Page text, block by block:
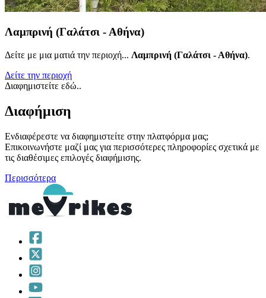
Λαμπρινή (Γαλάτσι - Αθήνα)
Δείτε με μια ματιά την περιοχή... Λαμπρινή (Γαλάτσι - Αθήνα).
Δείτε την περιοχή
Διαφημιστείτε εδώ..
Διαφήμιση
Ενδιαφέρεστε να διαφημιστείτε στην πλατφόρμα μας;
Επικοινωνήστε μαζί μας για περισσότερες πληροφορίες σχετικά με
τις διαθέσιμες επιλογές διαφήμισης.
Περισσότερα